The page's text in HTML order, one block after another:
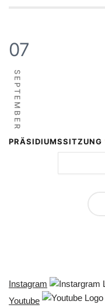
07
SEPTEMBER
PRÄSIDIUMSSITZUNG
Instagram
Youtube